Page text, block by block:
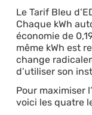
Le Tarif Bleu
Chaque kWh
économie de
même kWh est
change
d’utiliser son
Pour maximiser l’
voici les quatre